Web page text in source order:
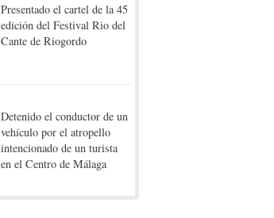
Presentado el cartel de la 45
edición del Festival Rio del
Cante de Riogordo
Detenido el conductor de un
vehículo por el atropello
intencionado de un turista
en el Centro de Málaga